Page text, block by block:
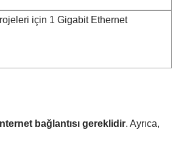
için 1 Gigabit Ethernet
bağlantısı gereklidir. Ayrıca,